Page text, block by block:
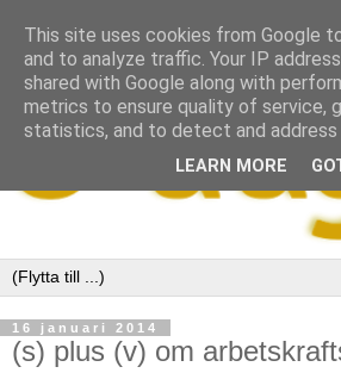
16 januari 2014
(s) plus (v) om
This site uses cookies from Google
and to analyze traffic. Your IP
shared with Google along with
metrics to ensure quality of service,
statistics, and to detect and address
LEARN MORE